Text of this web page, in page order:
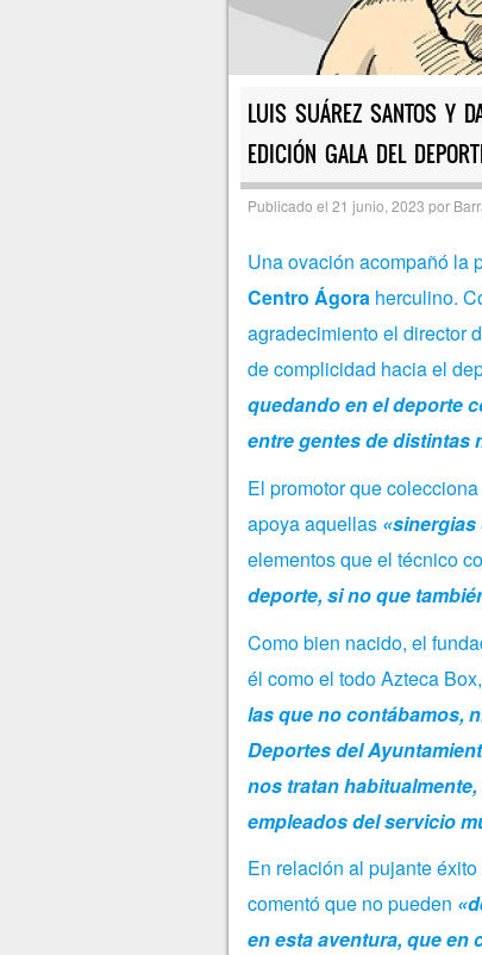
LUIS SUÁREZ SANTOS Y
EDICIÓN GALA DEL
Publicado el 21 junio, 2023 por
Una ovación acompañó la
Centro Ágoraherculino.
agradecimiento el director
de complicidad hacia el
quedando en el deporte
entre gentes de distintas
El promotor que
apoya aquellas «sinergias
elementos que el técnico
deporte, si no que
Como bien nacido, el
él como el todo Azteca Box,
las que no contábamos,
Deportes del
nos tratan
empleados del servicio
En relación al pujante
comentó que no pueden
en esta aventura, que en